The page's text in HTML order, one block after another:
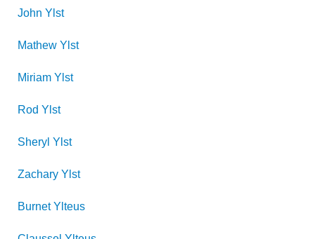
John Ylst
Mathew Ylst
Miriam Ylst
Rod Ylst
Sheryl Ylst
Zachary Ylst
Burnet Ylteus